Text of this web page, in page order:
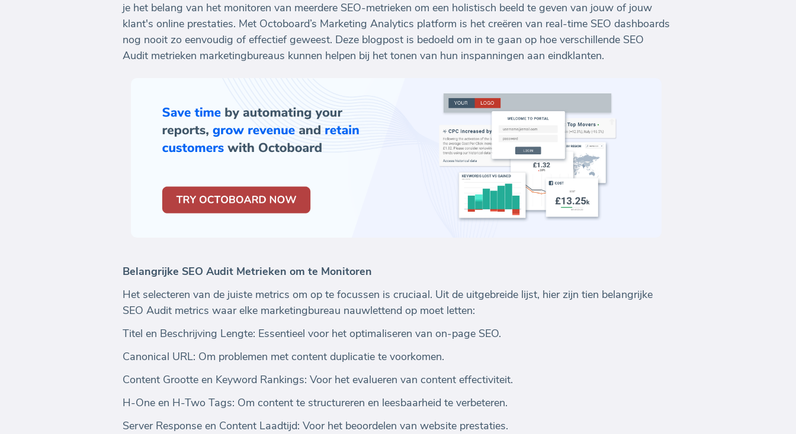
je het belang van het monitoren van meerdere SEO-metrieken om een holistisch beeld te geven van jouw of jouw
klant's online prestaties. Met Octoboard’s Marketing Analytics platform is het creëren van real-time SEO dashboards
nog nooit zo eenvoudig of effectief geweest. Deze blogpost is bedoeld om in te gaan op hoe verschillende SEO
Audit metrieken marketingbureaus kunnen helpen bij het tonen van hun inspanningen aan eindklanten.
Belangrijke SEO Audit Metrieken om te Monitoren
Het selecteren van de juiste metrics om op te focussen is cruciaal. Uit de uitgebreide lijst, hier zijn tien belangrijke
SEO Audit metrics waar elke marketingbureau nauwlettend op moet letten:
Titel en Beschrijving Lengte: Essentieel voor het optimaliseren van on-page SEO.
Canonical URL: Om problemen met content duplicatie te voorkomen.
Content Grootte en Keyword Rankings: Voor het evalueren van content effectiviteit.
H-One en H-Two Tags: Om content te structureren en leesbaarheid te verbeteren.
Server Response en Content Laadtijd: Voor het beoordelen van website prestaties.